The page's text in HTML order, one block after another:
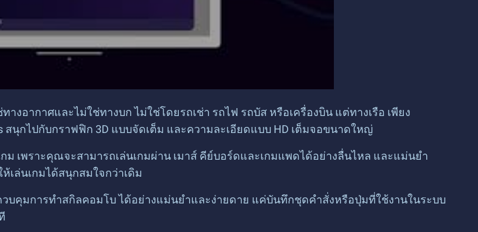
งอากาศและไม่ใช่ทางบก ไม่ใช่โดยรถเช่า รถไฟ รถบัส หรือเครื่องบิน แต่ทางเรือ เพียง
สนุกไปกับกราฟฟิก 3D แบบจัดเต็ม และความละเอียดแบบ HD เต็มจอขนาดใหญ่
ม เพราะคุณจะสามารถเล่นเกมผ่าน เมาส์ คีย์บอร์ดและเกมแพดได้อย่างลื่นไหล และแม่นยำ
เล่นเกมได้สนุกสมใจกว่าเดิม
ควบคุมการทำสกิลคอมโบ ได้อย่างแม่นยำและง่ายดาย แค่บันทึกชุดคำสั่งหรือปุ่มที่ใช้งานในระบบ